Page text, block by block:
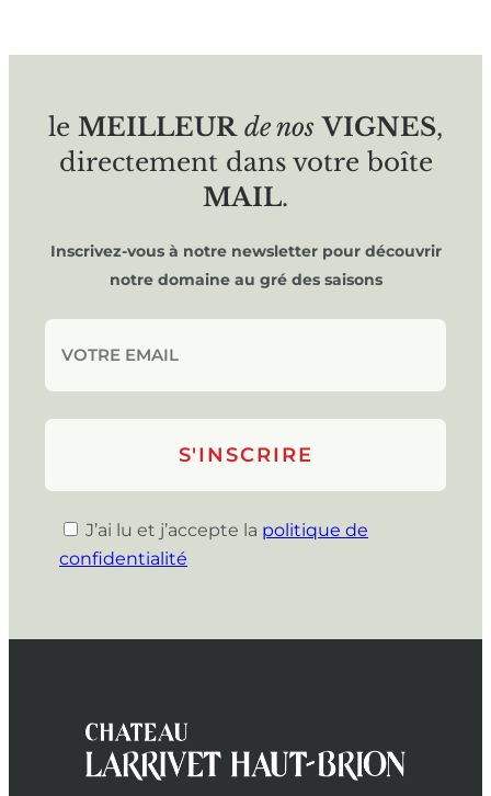
le MEILLEUR de nos VIGNES,
directement dans votre boîte
MAIL.
Inscrivez-vous à notre newsletter pour découvrir
notre domaine au gré des saisons
J’ai lu et j’accepte la politique de
confidentialité